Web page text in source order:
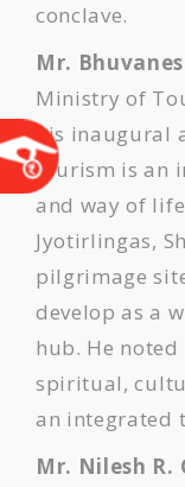
conclave.
Mr.
Ministry of
his inaugural
tourism is an
and way of
Jyotirlingas,
pilgrimage
develop as a
hub. He
spiritual,
an integrated
Mr. Nilesh R.